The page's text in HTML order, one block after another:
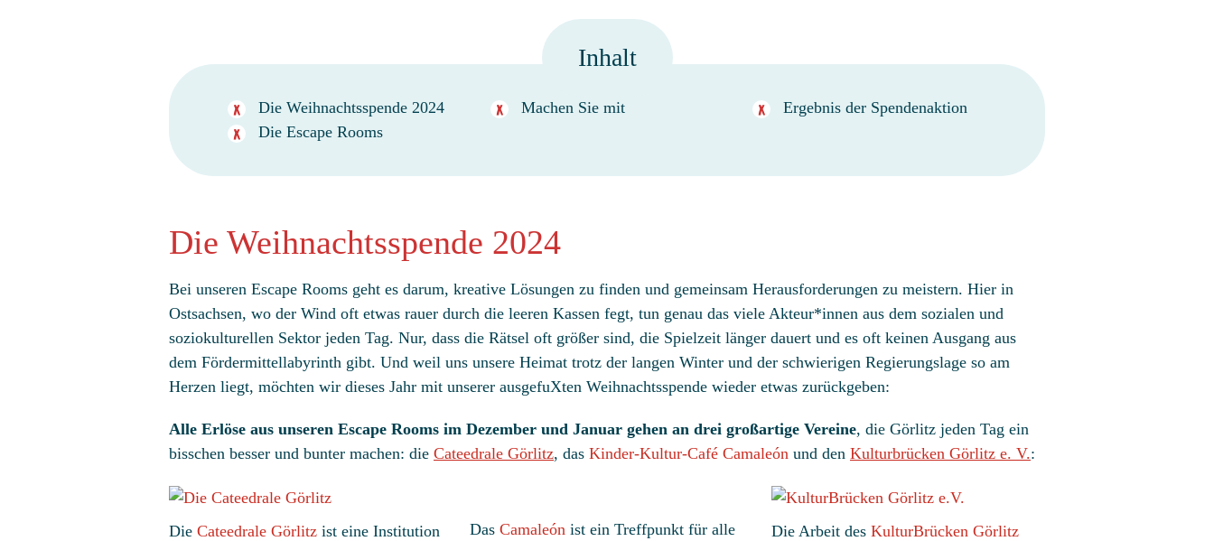
Inhalt
Die Weihnachtsspende 2024 Machen Sie mit
Ergebnis der Spendenaktion
Die Escape Rooms
Die Weihnachtsspende 2024
Bei unseren Escape Rooms geht es darum, kreative Lösungen zu finden und gemeinsam Herausforderungen zu meistern. Hier in
Ostsachsen, wo der Wind oft etwas rauer durch die leeren Kassen fegt, tun genau das viele Akteur*innen aus dem sozialen und
soziokulturellen Sektor jeden Tag. Nur, dass die Rätsel oft größer sind, die Spielzeit länger dauert und es oft keinen Ausgang aus
dem Fördermittellabyrinth gibt. Und weil uns unsere Heimat trotz der langen Winter und der schwierigen Regierungslage so am
Herzen liegt, möchten wir dieses Jahr mit unserer ausgefuXten Weihnachtsspende wieder etwas zurückgeben:
Alle Erlöse aus unseren Escape Rooms im Dezember und Januar gehen an drei großartige Vereine, die Görlitz jeden Tag ein
bisschen besser und bunter machen: die Cateedrale Görlitz, das Kinder-Kultur-Café Camaleón und den Kulturbrücken Görlitz e. V.:
Die Cateedrale Görlitz ist eine Institution
DasCamaleón ist ein Treffpunkt für alle
Die Arbeit des KulturBrücken Görlitz